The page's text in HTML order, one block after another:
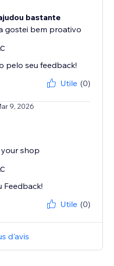
bastante
gostei bem proativo
pelo seu feedback!
Utile (0)
9, 2026
shop
Feedback!
Utile (0)
d'avis